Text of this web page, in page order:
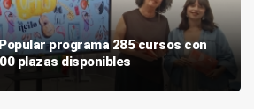
programa 285 cursos con
plazas disponibles